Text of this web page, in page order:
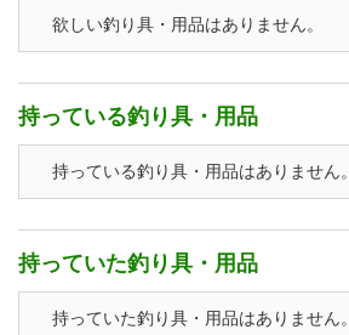
欲しい釣り具・用品はありません。
持っている釣り具・用品
持っている釣り具・用品はありません。
持っていた釣り具・用品
持っていた釣り具・用品はありません。